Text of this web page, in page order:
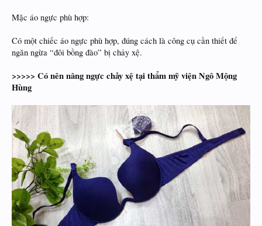
Mặc áo ngực phù hợp:
Có một chiếc áo ngực phù hợp, đúng cách là công cụ cần thiết để
ngăn ngừa “đôi bồng đào” bị chảy xệ.
>>>>> Có nên nâng ngực chảy xệ tại thẩm mỹ viện Ngô Mộng
Hùng